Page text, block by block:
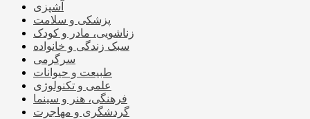
آشپزی
پزشکی و سلامت
زناشویی، مادر و کودک
سبک زندگی و خانواده
سرگرمی
طبیعت و حیوانات
علمی و تکنولوژی
فرهنگی، هنر و سینما
گردشگری و مهاجرت